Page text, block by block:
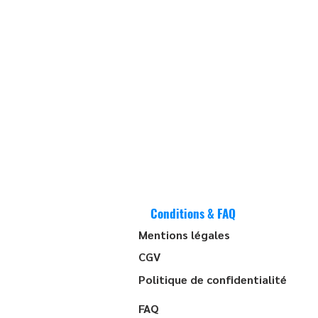
Conditions & FAQ
Mentions légales
CGV
Politique de confidentialité
FAQ